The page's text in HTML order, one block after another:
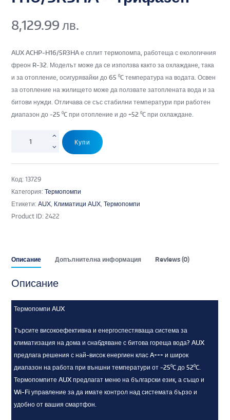
8,129.99лв.
AUX ACHP-H16/5R3HA е сплит термопомпа, работеща с екологичния
фреон R-32. Моделът може да се използва както за охлаждане, така
и за отопление, осигурявайки до 65 ⁰C температура на водата. Освен
за отопление на жилището може да ползвате затоплената вода и за
битови нужди. Отличава се със стабилни температури при работен
диапазон до -25 ⁰C при отопление и до +52 ⁰C при охлаждане.
Купи
Код:13729
Категория:Термопомпи
Етикети:AUX, Климатици AUX,Термопомпи
Product ID:2422
Описание Допълнителна информация Reviews (0)
Описание
Термопомпи AUX
Търсите високоефективна и енергоспестяваща система за
климатизация на дома и снабдяване с битова гореща вода? AUX
предлага решения с най-висок енергиен клас A+++ и широк
диапазон на работа при външни температури от -25⁰C до 52⁰C.
Термопомпите AUX предлагат меню на български език, а също и
Wi-Fi управление за да имате контрол над системата бързо и
удобно от вашия смартфон.